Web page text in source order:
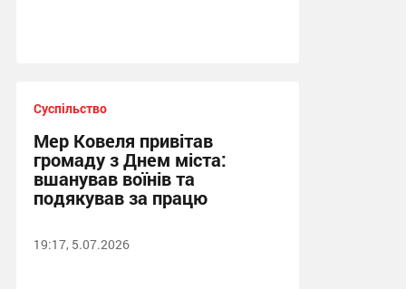
Суспільство
Мер Ковеля привітав
громаду з Днем міста:
вшанував воїнів та
подякував за працю
19:17, 5.07.2026